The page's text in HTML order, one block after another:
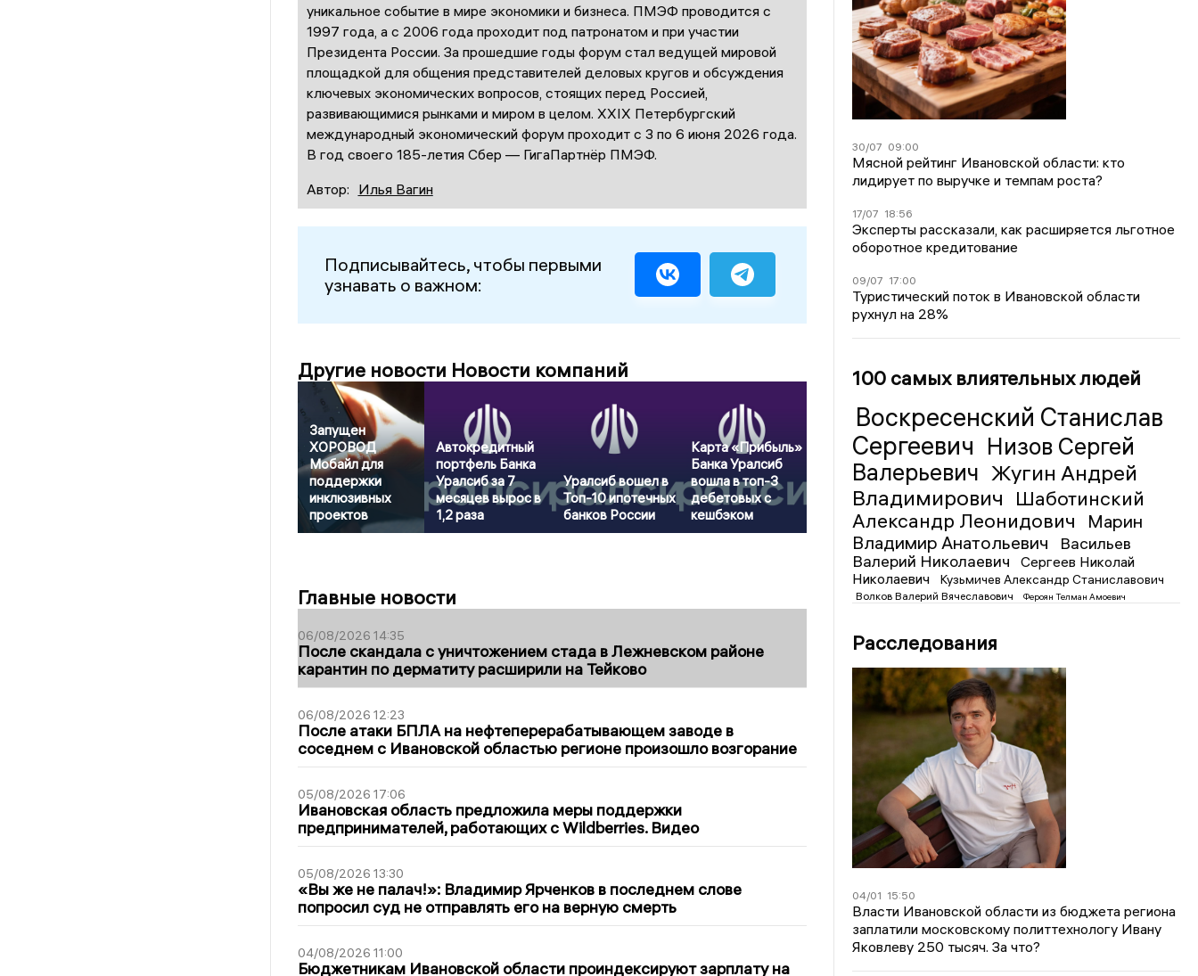
уникальное событие в мире экономики и бизнеса. ПМЭФ проводится с
1997 года, а с 2006 года проходит под патронатом и при участии
Президента России. За прошедшие годы форум стал ведущей мировой
площадкой для общения представителей деловых кругов и обсуждения
ключевых экономических вопросов, стоящих перед Россией,
развивающимися рынками и миром в целом. XXIX Петербургский
международный экономический форум проходит с 3 по 6 июня 2026 года.
В год своего 185-летия Сбер — ГигаПартнёр ПМЭФ.
Автор: Илья Вагин
Подписывайтесь, чтобы первыми
узнавать о важном:
Другие новости Новости компаний
Запущен
ХОРОВОД
Мобайл для
поддержки
инклюзивных
проектов
Автокредитный
портфель Банка
Уралсиб за 7
месяцев вырос в
1,2 раза
Уралсиб вошел в
Топ-10 ипотечных
банков России
Карта «Прибыль»
Банка Уралсиб
вошла в топ-3
дебетовых с
кешбэком
Главные новости
06/08/2026 14:35
После скандала с уничтожением стада в Лежневском районе
карантин по дерматиту расширили на Тейково
06/08/2026 12:23
После атаки БПЛА на нефтеперерабатывающем заводе в
соседнем с Ивановской областью регионе произошло возгорание
05/08/2026 17:06
Ивановская область предложила меры поддержки
предпринимателей, работающих с Wildberries. Видео
05/08/2026 13:30
«Вы же не палач!»: Владимир Ярченков в последнем слове
попросил суд не отправлять его на верную смерть
04/08/2026 11:00
Бюджетникам Ивановской области проиндексируют зарплату на
30/07 09:00
Мясной рейтинг Ивановской области: кто
лидирует по выручке и темпам роста?
17/07 18:56
Эксперты рассказали, как расширяется льготное
оборотное кредитование
09/07 17:00
Туристический поток в Ивановской области
рухнул на 28%
100 самых влиятельных людей
Воскресенский Станислав
Сергеевич Низов Сергей
Валерьевич Жугин Андрей
Владимирович
Шаботинский
Александр Леонидович
Марин
Владимир Анатольевич
Васильев
Валерий Николаевич
Сергеев Николай
Николаевич
Кузьмичев Александр Станиславович
Волков Валерий Вячеславович Фероян Телман Амоевич
Расследования
04/01 15:50
Власти Ивановской области из бюджета региона
заплатили московскому политтехнологу Ивану
Яковлеву 250 тысяч. За что?